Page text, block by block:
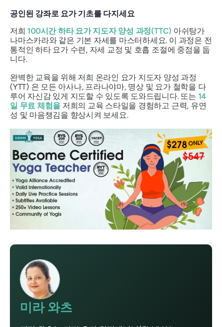
공인된 강좌로 요가 기초를 다지세요
저희100시간 하타 요가 지도자 양성 과정(TTC) 아쉬탕가
나마스카라와 같은 기본 자세를 마스터하세요. 이 과정은 전
통적인 하타 요가 수련, 자세 교정 및 호흡 조절에 중점을 둡
니다.
완벽한 교육을 위해 저희 온라인 요가 지도자 양성 과정
(YTT) 은 모든 아사나, 프라나야마, 명상 및 요가 철학을 다
루어 자신감 있게 지도할 수 있도록 도와드립니다. 또는 14
일 무료 체험을 저희의 교육 스타일을 경험하고 근력, 유연
성 및 마음챙김을 향상시켜 보세요.
미라 와츠